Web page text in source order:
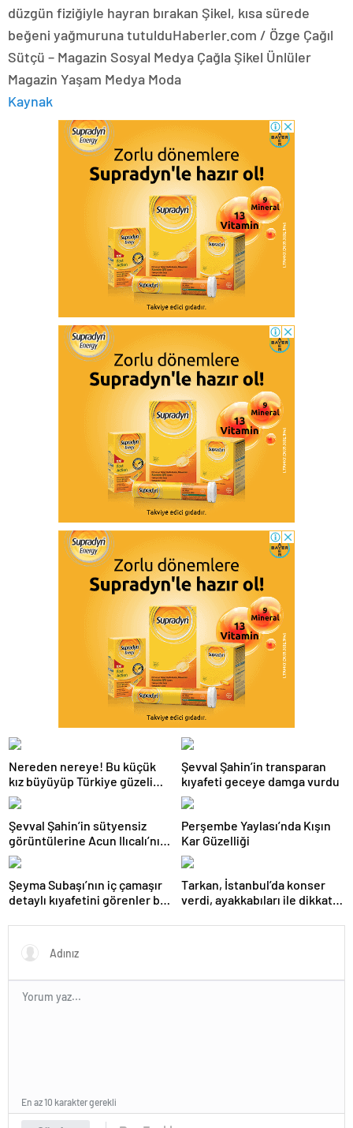
düzgün fiziğiyle hayran bırakan Şikel, kısa sürede
beğeni yağmuruna tutulduHaberler.com / Özge Çağıl
Sütçü – Magazin Sosyal Medya Çağla Şikel Ünlüler
Magazin Yaşam Medya Moda
Kaynak
Nereden nereye! Bu küçük
kız büyüyüp Türkiye güzeli
oldu
Şevval Şahin’in transparan
kıyafeti geceye damga vurdu
Şevval Şahin’in sütyensiz
görüntülerine Acun Ilıcalı’nın
kanalında sansür
Perşembe Yaylası’nda Kışın
Kar Güzelliği
Şeyma Subaşı’nın iç çamaşır
detaylı kıyafetini görenler bir
Tarkan, İstanbul’da konser
verdi, ayakkabıları ile dikkat
En az 10 karakter gerekli